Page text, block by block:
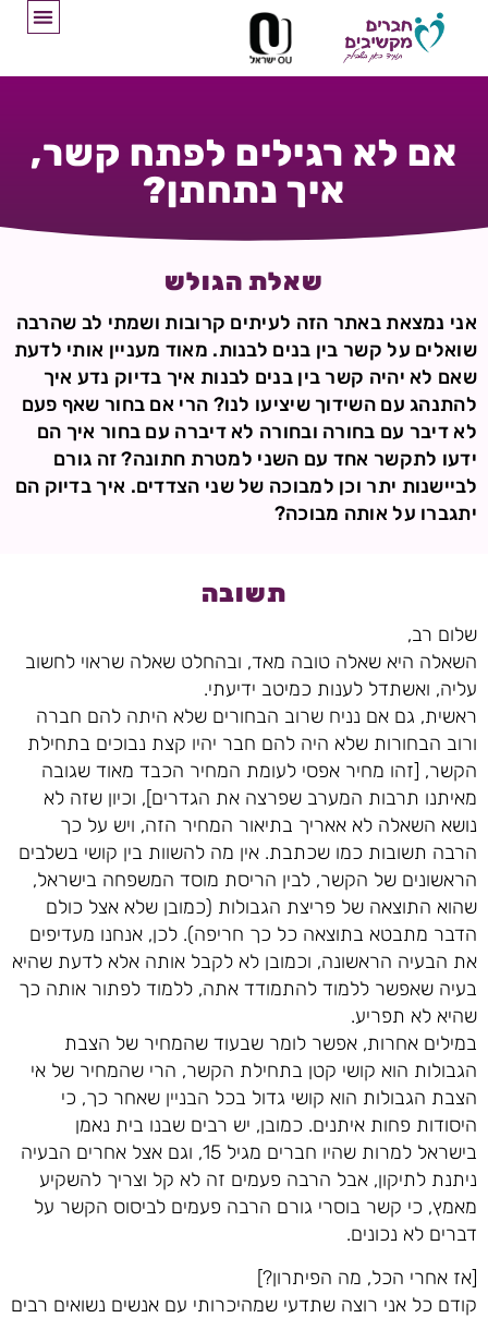
אם לא רגילים לפתח קשר,
איך נתחתן?
שאלת הגולש
אני נמצאת באתר הזה לעיתים קרובות ושמתי לב שהרבה
שואלים על קשר בין בנים לבנות. מאוד מעניין אותי לדעת
שאם לא יהיה קשר בין בנים לבנות איך בדיוק נדע איך
להתנהג עם השידוך שיציעו לנו? הרי אם בחור שאף פעם
לא דיבר עם בחורה ובחורה לא דיברה עם בחור איך הם
ידעו לתקשר אחד עם השני למטרת חתונה? זה גורם
לביישנות יתר וכן למבוכה של שני הצדדים. איך בדיוק הם
יתגברו על אותה מבוכה?
תשובה
שלום רב,
השאלה היא שאלה טובה מאד, ובהחלט שאלה שראוי לחשוב
עליה, ואשתדל לענות כמיטב ידיעתי.
ראשית, גם אם נניח שרוב הבחורים שלא היתה להם חברה
ורוב הבחורות שלא היה להם חבר יהיו קצת נבוכים בתחילת
הקשר, [זהו מחיר אפסי לעומת המחיר הכבד מאוד שגובה
מאיתנו תרבות המערב שפרצה את הגדרים], וכיון שזה לא
נושא השאלה לא אאריך בתיאור המחיר הזה, ויש על כך
הרבה תשובות כמו שכתבת. אין מה להשוות בין קושי בשלבים
הראשונים של הקשר, לבין הריסת מוסד המשפחה בישראל,
שהוא התוצאה של פריצת הגבולות (כמובן שלא אצל כולם
הדבר מתבטא בתוצאה כל כך חריפה). לכן, אנחנו מעדיפים
את הבעיה הראשונה, וכמובן לא לקבל אותה אלא לדעת שהיא
בעיה שאפשר ללמוד להתמודד אתה, ללמוד לפתור אותה כך
שהיא לא תפריע.
במילים אחרות, אפשר לומר שבעוד שהמחיר של הצבת
הגבולות הוא קושי קטן בתחילת הקשר, הרי שהמחיר של אי
הצבת הגבולות הוא קושי גדול בכל הבניין שאחר כך, כי
היסודות פחות איתנים. כמובן, יש רבים שבנו בית נאמן
בישראל למרות שהיו חברים מגיל 15, וגם אצל אחרים הבעיה
ניתנת לתיקון, אבל הרבה פעמים זה לא קל וצריך להשקיע
מאמץ, כי קשר בוסרי גורם הרבה פעמים לביסוס הקשר על
דברים לא נכונים.
[אז אחרי הכל, מה הפיתרון?]
קודם כל אני רוצה שתדעי שמהיכרותי עם אנשים נשואים רבים